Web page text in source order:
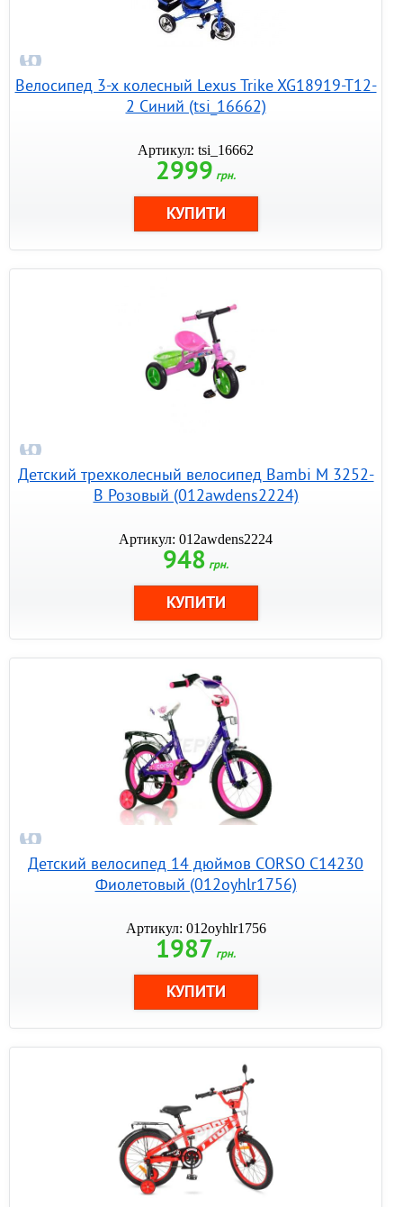
Велосипед 3-х колесный Lexus Trike XG18919-T12-
2 Синий (tsi_16662)
Артикул: tsi_16662
2999 грн.
Детский трехколесный велосипед Bambi M 3252-
B Розовый (012awdens2224)
Артикул: 012awdens2224
948 грн.
Детский велосипед 14 дюймов CORSO С14230
Фиолетовый (012oyhlr1756)
Артикул: 012oyhlr1756
1987 грн.